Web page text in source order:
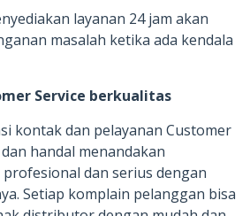
layanan 24 jam akan
masalah ketika ada kendala
Service berkualitas
kontak dan pelayanan Customer
handal menandakan
dan serius dengan
Setiap komplain pelanggan bisa